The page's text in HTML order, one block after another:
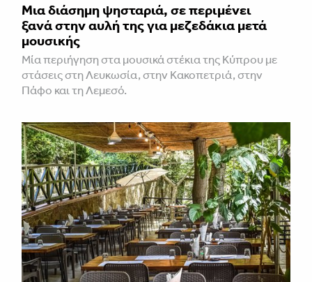
Μια διάσημη ψησταριά, σε περιμένει
ξανά στην αυλή της για μεζεδάκια μετά
μουσικής
Μία περιήγηση στα μουσικά στέκια της Κύπρου με
στάσεις στη Λευκωσία, στην Κακοπετριά, στην
Πάφο και τη Λεμεσό.